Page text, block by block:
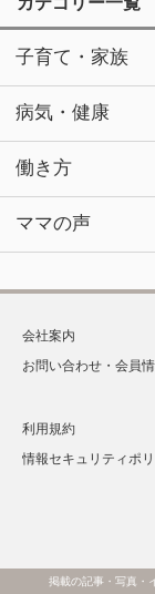
子育て・家族
病気・健康
働き方
ママの声
会社案内
お問い合わせ・会員
利用規約
情報セキュリティポ
掲載の記事・写真・